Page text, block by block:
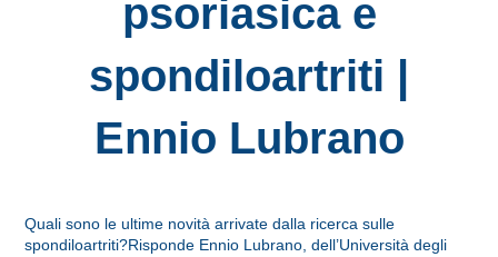
psoriasica e
spondiloartriti |
Ennio Lubrano
Quali sono le ultime novità arrivate dalla ricerca sulle
spondiloartriti?Risponde Ennio Lubrano, dell’Università degli